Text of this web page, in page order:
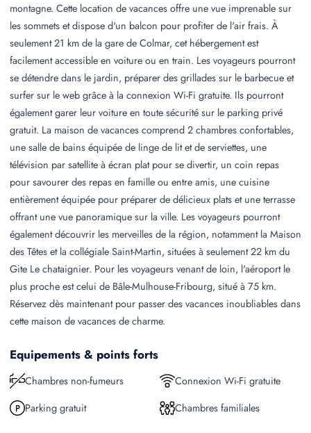
montagne. Cette location de vacances offre une vue imprenable sur
les sommets et dispose d'un balcon pour profiter de l'air frais. À
seulement 21 km de la gare de Colmar, cet hébergement est
facilement accessible en voiture ou en train. Les voyageurs pourront
se détendre dans le jardin, préparer des grillades sur le barbecue et
surfer sur le web grâce à la connexion Wi-Fi gratuite. Ils pourront
également garer leur voiture en toute sécurité sur le parking privé
gratuit. La maison de vacances comprend 2 chambres confortables,
une salle de bains équipée de linge de lit et de serviettes, une
télévision par satellite à écran plat pour se divertir, un coin repas
pour savourer des repas en famille ou entre amis, une cuisine
entièrement équipée pour préparer de délicieux plats et une terrasse
offrant une vue panoramique sur la ville. Les voyageurs pourront
également découvrir les merveilles de la région, notamment la Maison
des Têtes et la collégiale Saint-Martin, situées à seulement 22 km du
Gite Le chataignier. Pour les voyageurs venant de loin, l'aéroport le
plus proche est celui de Bâle-Mulhouse-Fribourg, situé à 75 km.
Réservez dès maintenant pour passer des vacances inoubliables dans
cette maison de vacances de charme.
Equipements & points forts
Chambres non-fumeurs
Connexion Wi-Fi gratuite
Parking gratuit
Chambres familiales